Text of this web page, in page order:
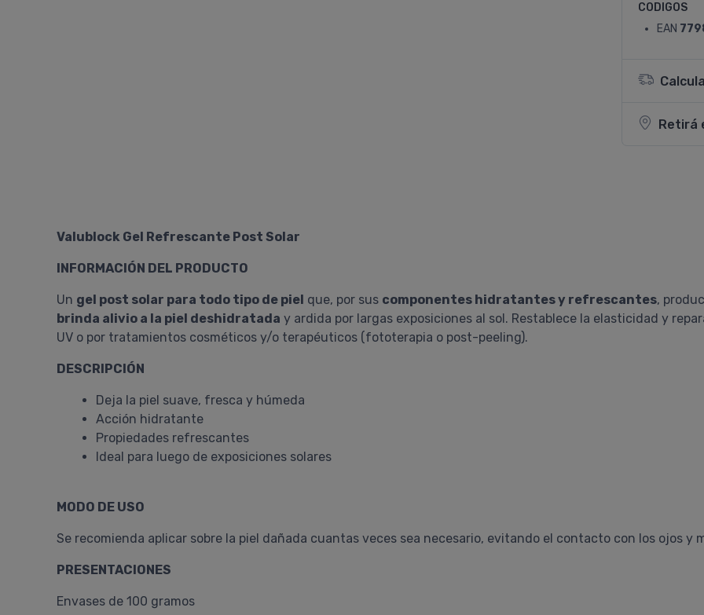
CODIGOS
EAN
Retirá
Valublock Gel Refrescante Post Solar
INFORMACIÓN DEL PRODUCTO
Un gel post solar para todo tipo de piel que, por sus componentes hidratantes y refrescantes,
brinda alivio a la piel deshidratada y ardida por largas exposiciones al sol. Restablece la elasticidad y
UV o por tratamientos cosméticos y/o terapéuticos (fototerapia o post-peeling).
DESCRIPCIÓN
Deja la piel suave, fresca y húmeda
Acción hidratante
Propiedades refrescantes
Ideal para luego de exposiciones solares
MODO DE USO
Se recomienda aplicar sobre la piel dañada cuantas veces sea necesario, evitando el contacto con los ojos y
PRESENTACIONES
Envases de 100 gramos